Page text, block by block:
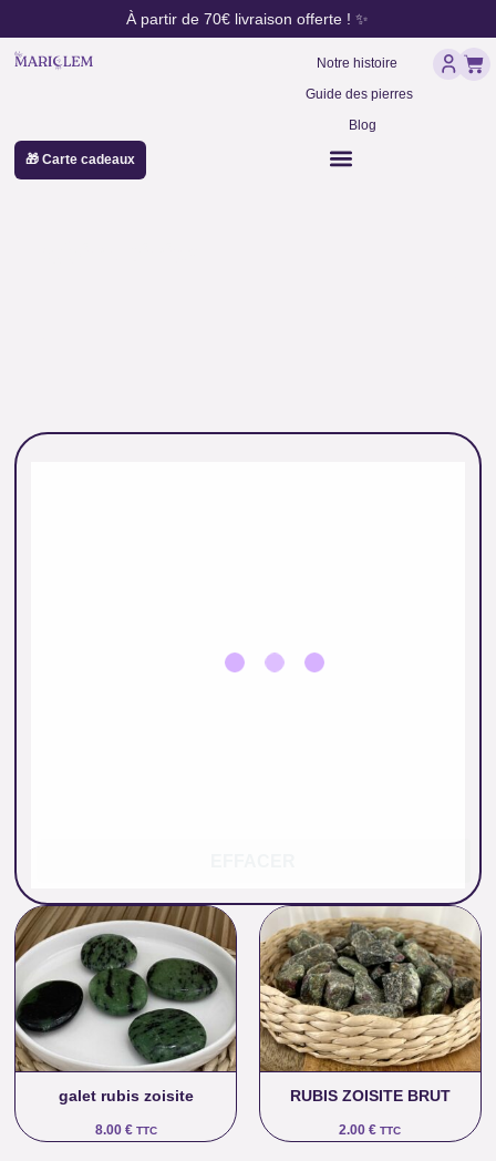
au
contenu
À partir de 70€ livraison offerte ! ✨
Notre histoire
Guide des pierres
Blog
🎁 Carte cadeaux
galet rubis zoisite
8.00 € TTC
RUBIS ZOISITE BRUT
2.00€ TTC